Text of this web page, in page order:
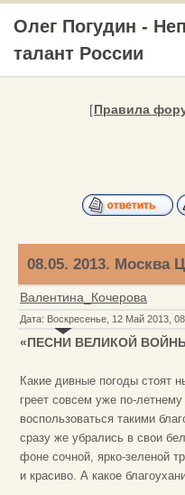
Олег Погудин -
талант России
[Правила
08.05. 2013. Москва
Валентина_Кочерова
Дата: Воскресенье, 12 Май 2013,
«ПЕСНИ ВЕЛИКОЙ
Какие дивные погоды стоят
греет совсем уже по-
воспользоваться такими
сразу же убрались в свои
фоне сочной, ярко-зеленой
и красиво. А какое